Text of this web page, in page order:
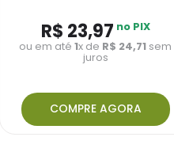
R$ 23,97 no PIX
ou em até1x de R$ 24,71 sem
juros
COMPRE AGORA